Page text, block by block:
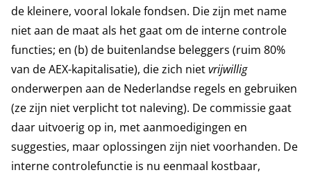
de kleinere, vooral lokale fondsen. Die zijn met name
niet aan de maat als het gaat om de interne controle
functies; en (b) de buitenlandse beleggers (ruim 80%
van de AEX-kapitalisatie), die zich nietvrijwillig
onderwerpen aan de Nederlandse regels en gebruiken
(ze zijn niet verplicht tot naleving). De commissie gaat
daar uitvoerig op in, met aanmoedigingen en
suggesties, maar oplossingen zijn niet voorhanden. De
interne controlefunctie is nu eenmaal kostbaar,